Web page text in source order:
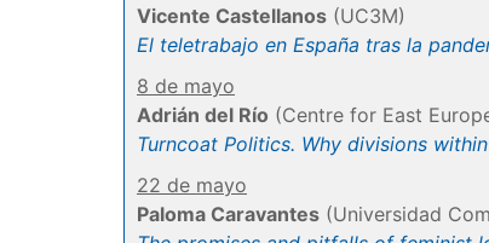
Vicente Castellanos (UC3M)
El teletrabajo en España tras la
8 de mayo
Adrián del Río (Centre for East
Turncoat Politics. Why divisions
22 de mayo
Paloma Caravantes (Universidad